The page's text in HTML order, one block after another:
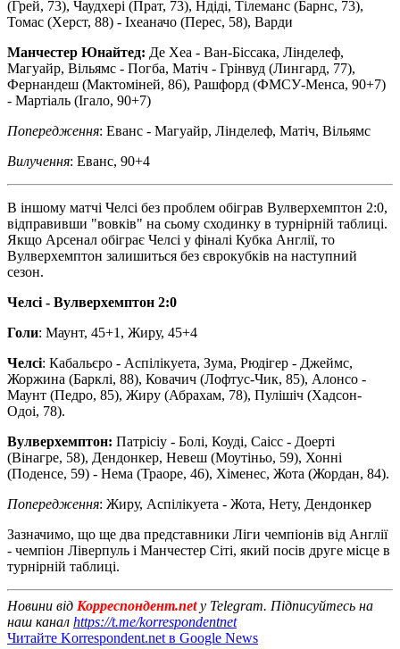
(Грей, 73), Чаудхері (Прат, 73), Ндіді, Тілеманс (Барнс, 73),
Томас (Херст, 88) - Іхеаначо (Перес, 58), Варди
Манчестер Юнайтед: Де Хеа - Ван-Біссака, Лінделеф,
Магуайр, Вільямс - Погба, Матіч - Грінвуд (Лингард, 77),
Фернандеш (Мактоміней, 86), Рашфорд (ФМСУ-Менса, 90+7)
- Мартіаль (Ігало, 90+7)
Попередження: Еванс - Магуайр, Лінделеф, Матіч, Вільямс
Вилучення: Еванс, 90+4
В іншому матчі Челсі без проблем обіграв Вулверхемптон 2:0,
відправивши "вовків" на сьому сходинку в турнірній таблиці.
Якщо Арсенал обіграє Челсі у фіналі Кубка Англії, то
Вулверхемптон залишиться без єврокубків на наступний
сезон.
Челсі - Вулверхемптон 2:0
Голи: Маунт, 45+1, Жиру, 45+4
Челсі: Кабальєро - Аспілікуета, Зума, Рюдігер - Джеймс,
Жоржина (Барклі, 88), Ковачич (Лофтус-Чик, 85), Алонсо -
Маунт (Педро, 85), Жиру (Абрахам, 78), Пулішіч (Хадсон-
Одоі, 78).
Вулверхемптон: Патрісіу - Болі, Коуді, Саісс - Доерті
(Вінагре, 58), Дендонкер, Невеш (Моутіньо, 59), Хонні
(Поденсе, 59) - Нема (Траоре, 46), Хіменес, Жота (Жордан, 84).
Попередження: Жиру, Аспілікуета - Жота, Нету, Дендонкер
Зазначимо, що ще два представники Ліги чемпіонів від Англії
- чемпіон Ліверпуль і Манчестер Сіті, який посів друге місце в
турнірній таблиці.
Новини від Корреспондент.netу Telegram. Підписуйтесь на
наш канал https://t.me/korrespondentnet
Читайте Korrespondent.net в Google News